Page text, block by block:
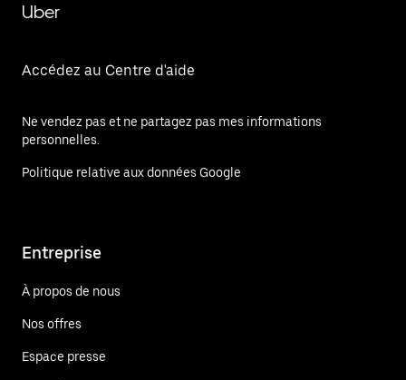
Uber
Accédez au Centre d'aide
Ne vendez pas et ne partagez pas mes informations
personnelles.
Politique relative aux données Google
Entreprise
À propos de nous
Nos offres
Espace presse